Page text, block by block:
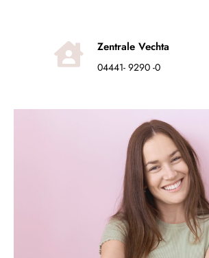
Zentrale Vechta
04441- 9290 -0